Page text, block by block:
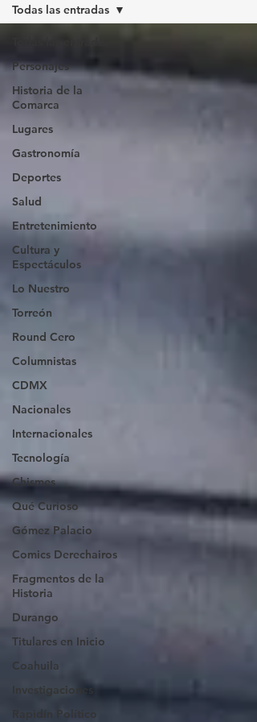
Personajes
Historia de la
Comarca
Lugares
Gastronomía
Deportes
Salud
Entretenimiento
Cultura y
Espectáculos
Lo Nuestro
Torreón
Round Cero
Columnistas
CDMX
Nacionales
Internacionales
Tecnología
Chismes
Qué Curioso
Gómez Palacio
Comics Derechairos
Fragmentos de la
Historia
Durango
Titulares en Inicio
Coahuila
Investigaciones
Rapidín Político
Todas las entradas